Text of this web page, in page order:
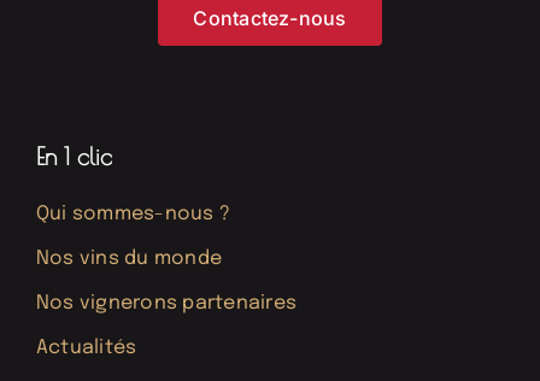
Contactez-nous
En 1 clic
Qui sommes-nous ?
Nos vins du monde
Nos vignerons partenaires
Actualités